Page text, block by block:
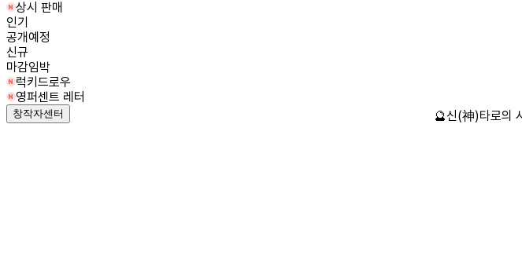
상시 판매
인기
공개예정
신규
마감임박
럭키드로우
영퍼센트 레터
창작자센터 🔮신(神)타로의